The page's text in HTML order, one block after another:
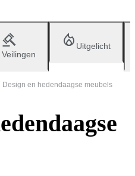
Veilingen
Uitgelicht
Design en hedendaagse meubels